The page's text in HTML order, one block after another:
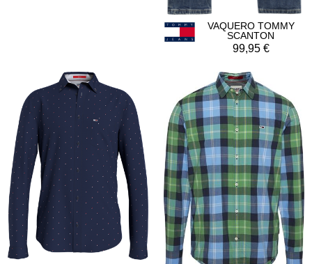
VAQUERO TOMMY
SCANTON
99,95